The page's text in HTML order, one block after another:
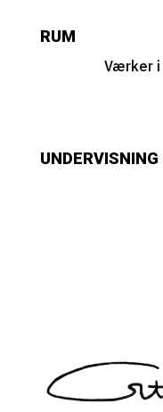
RUM
Værker
UNDERVISNING